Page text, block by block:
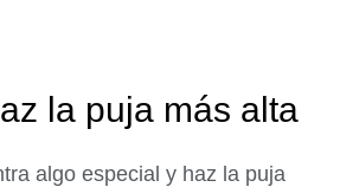
la puja más alta
algo especial y haz la puja